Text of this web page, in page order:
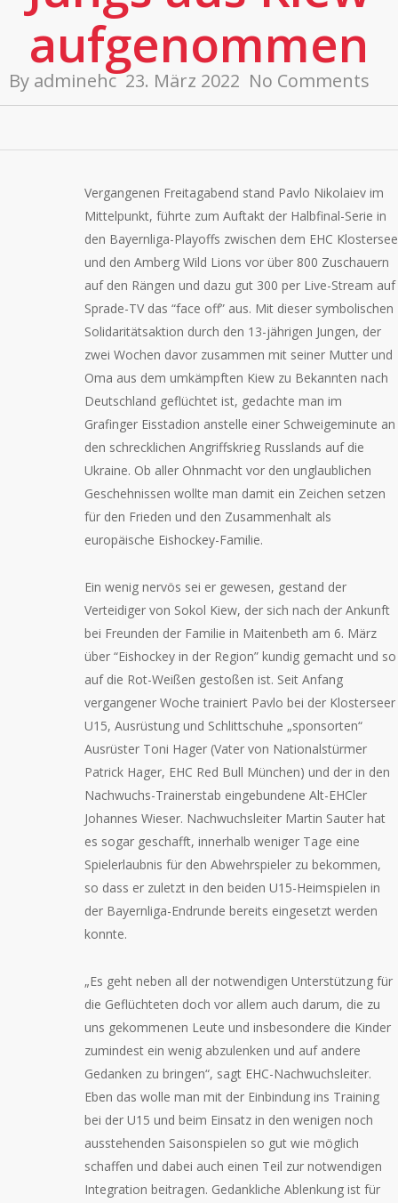
aufgenommen
By adminehc 23. März 2022 No Comments
Vergangenen Freitagabend stand Pavlo Nikolaiev im
Mittelpunkt, führte zum Auftakt der Halbfinal-Serie in
den Bayernliga-Playoffs zwischen dem EHC Klostersee
und den Amberg Wild Lions vor über 800 Zuschauern
auf den Rängen und dazu gut 300 per Live-Stream auf
Sprade-TV das “face off” aus. Mit dieser symbolischen
Solidaritätsaktion durch den 13-jährigen Jungen, der
zwei Wochen davor zusammen mit seiner Mutter und
Oma aus dem umkämpften Kiew zu Bekannten nach
Deutschland geflüchtet ist, gedachte man im
Grafinger Eisstadion anstelle einer Schweigeminute an
den schrecklichen Angriffskrieg Russlands auf die
Ukraine. Ob aller Ohnmacht vor den unglaublichen
Geschehnissen wollte man damit ein Zeichen setzen
für den Frieden und den Zusammenhalt als
europäische Eishockey-Familie.
Ein wenig nervös sei er gewesen, gestand der
Verteidiger von Sokol Kiew, der sich nach der Ankunft
bei Freunden der Familie in Maitenbeth am 6. März
über “Eishockey in der Region” kundig gemacht und so
auf die Rot-Weißen gestoßen ist. Seit Anfang
vergangener Woche trainiert Pavlo bei der Klosterseer
U15, Ausrüstung und Schlittschuhe „sponsorten“
Ausrüster Toni Hager (Vater von Nationalstürmer
Patrick Hager, EHC Red Bull München) und der in den
Nachwuchs-Trainerstab eingebundene Alt-EHCler
Johannes Wieser. Nachwuchsleiter Martin Sauter hat
es sogar geschafft, innerhalb weniger Tage eine
Spielerlaubnis für den Abwehrspieler zu bekommen,
so dass er zuletzt in den beiden U15-Heimspielen in
der Bayernliga-Endrunde bereits eingesetzt werden
konnte.
„Es geht neben all der notwendigen Unterstützung für
die Geflüchteten doch vor allem auch darum, die zu
uns gekommenen Leute und insbesondere die Kinder
zumindest ein wenig abzulenken und auf andere
Gedanken zu bringen“, sagt EHC-Nachwuchsleiter.
Eben das wolle man mit der Einbindung ins Training
bei der U15 und beim Einsatz in den wenigen noch
ausstehenden Saisonspielen so gut wie möglich
schaffen und dabei auch einen Teil zur notwendigen
Integration beitragen. Gedankliche Ablenkung ist für